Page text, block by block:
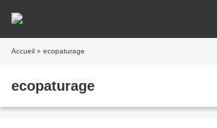
Accueil » ecopaturage
ecopaturage